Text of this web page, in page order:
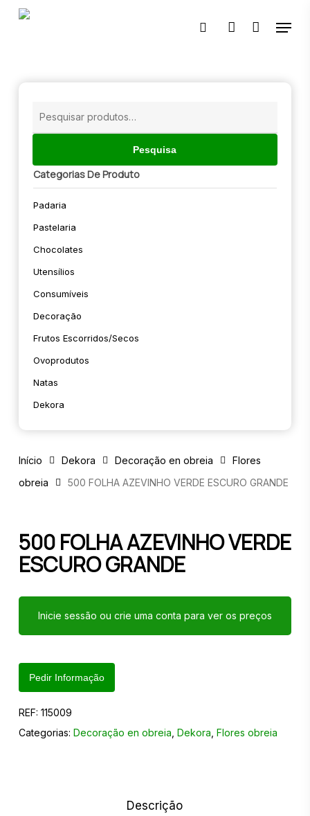
Skip
🔍
pesquisaraccount
Menu
Pesquisa
Categorias De Produto
Padaria
Pastelaria
Chocolates
Utensílios
Consumíveis
Decoração
Frutos Escorridos/secos
Ovoprodutos
Natas
Dekora
Início Dekora Decoração en obreia
Flores
obreia
500 FOLHA AZEVINHO VERDE ESCURO GRANDE
500 FOLHA AZEVINHO VERDE
ESCURO GRANDE
Inicie sessão ou crie uma conta para ver os preços
Pedir Informação
REF: 115009
Categorias: Decoração en obreia Dekora Flores obreia
Descrição